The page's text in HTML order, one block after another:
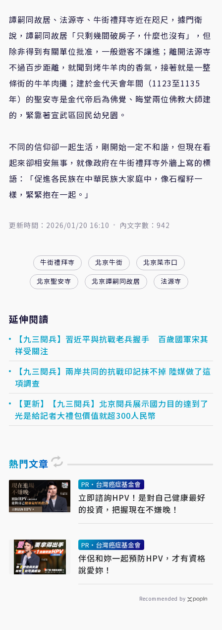
譚嗣同故居、法源寺、牛街禮拜寺近在咫尺，據門衛
說，譚嗣同故居「只剩幾間破房子，什麼也沒有」，但
除非得到有關單位批准，一般遊客不讓進；離開法源寺
不過百步距離，就聞到烤牛羊肉的香氣，接著就是一整
條街的牛羊肉攤；建於金代天會年間（1123至1135
年）的聖安寺是金代帝后為佛覺、晦堂兩位佛教大師建
的，緊靠著宣武區回民幼兒園。
不同的信仰卻一起生活，剛開始一定不和諧，但現在看
起來卻相安無事，就像政府在牛街禮拜寺外牆上寫的標
語：「促進各民族在中華民族大家庭中，像石榴籽一
樣，緊緊抱在一起。」
更新時間：2026/01/20 16:10 內文字數：942
牛街禮拜寺 北京牛街
北京菜市口
北京聖安寺
北京譚嗣同故居 法源寺
延伸閱讀
【九三閱兵】習近平與抗戰老兵握手 百歲國軍宋其
祥受關注
【九三閱兵】兩岸共同的抗戰印記抹不掉 陸媒做了這
項調查
【更新】【九三閱兵】北京閱兵展示國力目的達到了
光是給記者大禮包價值就超300人民幣
熱門文章
PR・台灣癌症基金會
立即諮詢HPV！是對自己健康最好
的投資，把握現在不嫌晚！
PR・台灣癌症基金會
伴侶和妳一起預防HPV，才有資格
說愛妳！
Recommended by